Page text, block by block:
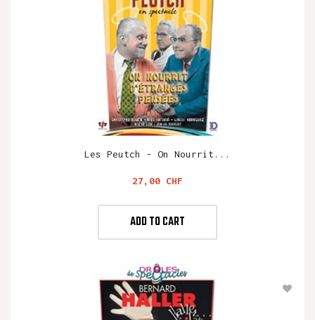
Les Peutch - On Nourrit...
Preis
27,00 CHF
ADD TO CART